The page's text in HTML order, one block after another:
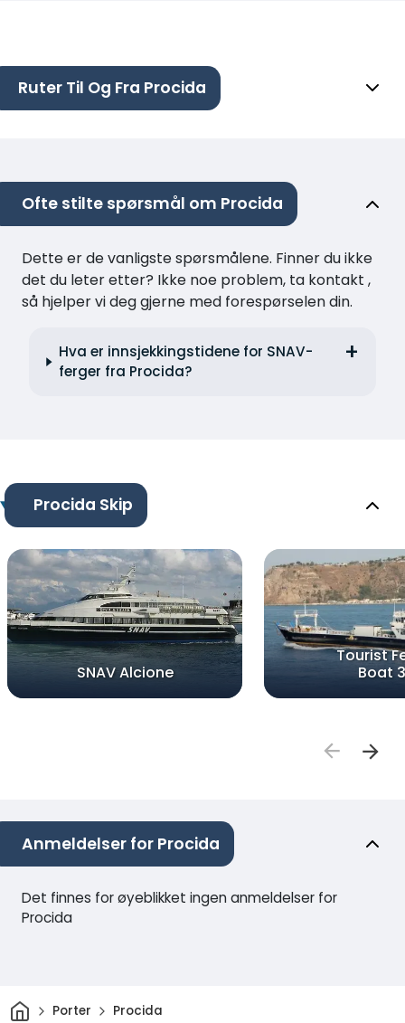
Ruter Til Og Fra Procida
Ofte stilte spørsmål om Procida
Dette er de vanligste spørsmålene. Finner du ikke
det du leter etter? Ikke noe problem, ta kontakt ,
så hjelper vi deg gjerne med forespørselen din.
Hva er innsjekkingstidene for SNAV-
ferger fra Procida?
Procida Skip
SNAV Alcione
Tourist
Boat 3
Anmeldelser for Procida
Det finnes for øyeblikket ingen anmeldelser for
Procida
HjemPorter Procida